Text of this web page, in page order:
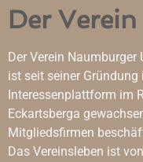
Der Verein
Der Verein Naumburger
ist seit seiner
Interessenplattform im
Eckartsberga
Mitgliedsfirmen
Das Vereinsleben ist